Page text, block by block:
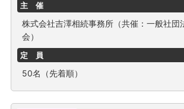
主 催
株式会社吉澤相続事務所（共催：一般社団
会）
定 員
50名（先着順）